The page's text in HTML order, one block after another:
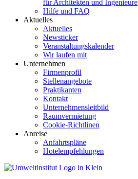
für Architekten und Ingenieure
Hilfe und FAQ
Aktuelles
Aktuelles
Newsticker
Veranstaltungskalender
Wir laufen mit
Unternehmen
Firmenprofil
Stellenangebote
Praktikanten
Kontakt
Unternehmensleitbild
Raumvermietung
Cookie-Richtlinen
Anreise
Anfahrtspläne
Hotelempfehlungen